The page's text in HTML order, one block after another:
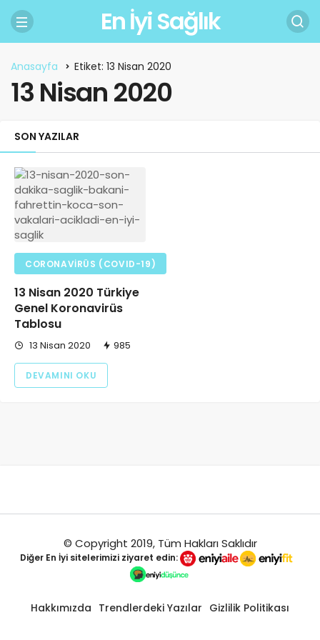
En İyi Sağlık
Anasayfa Etiket: 13 Nisan 2020
13 Nisan 2020
SON YAZILAR
CORONAVIRÜS (COVID-19)
13 Nisan 2020 Türkiye
Genel Koronavirüs
Tablosu
13 Nisan 2020 985
DEVAMINI OKU
© Copyright 2019, Tüm Hakları Saklıdır
Diğer En İyi sitelerimizi ziyaret edin:
Hakkımızda Trendlerdeki Yazılar Gizlilik Politikası